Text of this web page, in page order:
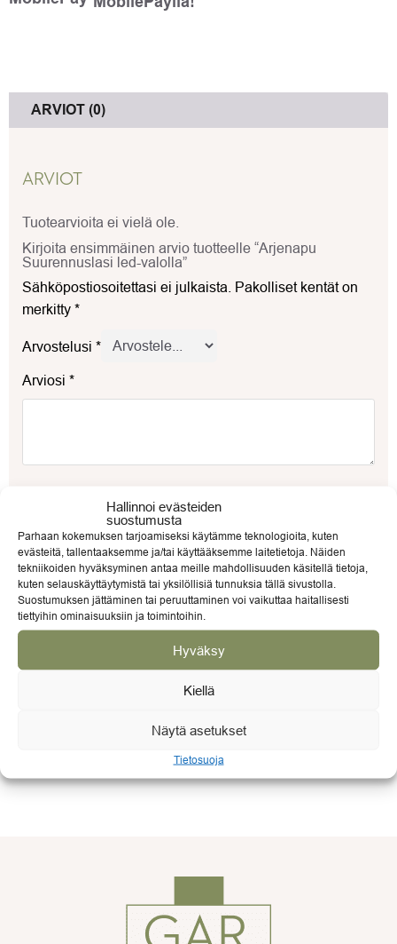
Hallinnoi evästeiden
suostumusta
Parhaan kokemuksen tarjoamiseksi käytämme teknologioita, kuten
evästeitä, tallentaaksemme ja/tai käyttääksemme laitetietoja. Näiden
tekniikoiden hyväksyminen antaa meille mahdollisuuden käsitellä tietoja,
kuten selauskäyttäytymistä tai yksilöllisiä tunnuksia tällä sivustolla.
Suostumuksen jättäminen tai peruuttaminen voi vaikuttaa haitallisesti
tiettyihin ominaisuuksiin ja toimintoihin.
Hyväksy
Kiellä
Näytä asetukset
Tietosuoja
ARVIOT (0)
ARVIOT
Tuotearvioita ei vielä ole.
Kirjoita ensimmäinen arvio tuotteelle “Arjenapu
Suurennuslasi led-valolla”
Sähköpostiosoitettasi ei julkaista. Pakolliset kentät on
merkitty *
Arvostelusi *
Arviosi *
Sähköposti*